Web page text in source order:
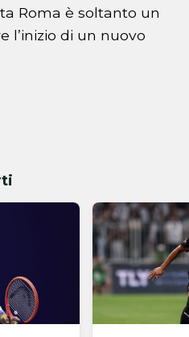
Roma è soltanto un
l’inizio di un nuovo